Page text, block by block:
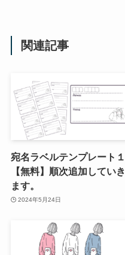
関連記事
宛名ラベルテンプレート１
【無料】順次追加していき
ます。
2024年5月24日